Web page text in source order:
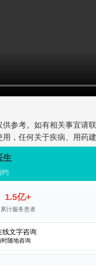
参考。如有相关事宜请
，任何关于疾病、用药
生
约
1.5亿+
累计服务患者
线文字咨询
时随地咨询